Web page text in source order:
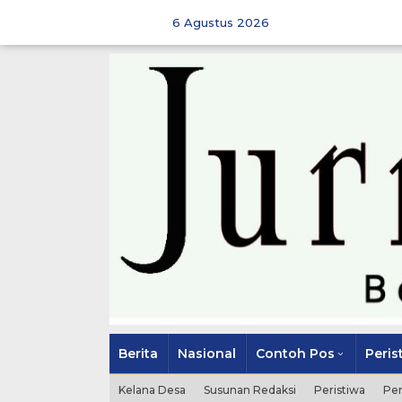
6 Agustus 2026
Berita Nasional Contoh Pos
Kelana Desa Susunan Redaksi Peristiwa